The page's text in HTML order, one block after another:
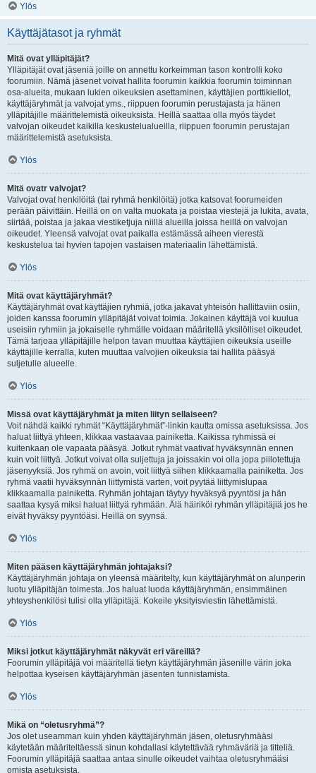
Ylös
Käyttäjätasot ja ryhmät
Mitä ovat ylläpitäjät?
Ylläpitäjät ovat jäseniä joille on annettu korkeimman tason kontrolli koko
foorumiin. Nämä jäsenet voivat hallita foorumin kaikkia foorumin toiminnan
osa-alueita, mukaan lukien oikeuksien asettaminen, käyttäjien porttikiellot,
käyttäjäryhmät ja valvojat yms., riippuen foorumin perustajasta ja hänen
ylläpitäjille määrittelemistä oikeuksista. Heillä saattaa olla myös täydet
valvojan oikeudet kaikilla keskustelualueilla, riippuen foorumin perustajan
määrittelemistä asetuksista.
Ylös
Mitä ovatr valvojat?
Valvojat ovat henkilöitä (tai ryhmä henkilöitä) jotka katsovat foorumeiden
perään päivittäin. Heillä on on valta muokata ja poistaa viestejä ja lukita, avata,
siirtää, poistaa ja jakaa viestiketjuja niillä alueilla joissa heillä on valvojan
oikeudet. Yleensä valvojat ovat paikalla estämässä aiheen vierestä
keskustelua tai hyvien tapojen vastaisen materiaalin lähettämistä.
Ylös
Mitä ovat käyttäjäryhmät?
Käyttäjäryhmät ovat käyttäjien ryhmiä, jotka jakavat yhteisön hallittaviin osiin,
joiden kanssa foorumin ylläpitäjät voivat toimia. Jokainen käyttäjä voi kuulua
useisiin ryhmiin ja jokaiselle ryhmälle voidaan määritellä yksilölliset oikeudet.
Tämä tarjoaa ylläpitäjille helpon tavan muuttaa käyttäjien oikeuksia useille
käyttäjille kerralla, kuten muuttaa valvojien oikeuksia tai hallita pääsyä
suljetulle alueelle.
Ylös
Missä ovat käyttäjäryhmät ja miten liityn sellaiseen?
Voit nähdä kaikki ryhmät “Käyttäjäryhmät”-linkin kautta omissa asetuksissa. Jos
haluat liittyä yhteen, klikkaa vastaavaa painiketta. Kaikissa ryhmissä ei
kuitenkaan ole vapaata pääsyä. Jotkut ryhmät vaativat hyväksynnän ennen
kuin voit liittyä. Jotkut voivat olla suljettuja ja joissakin voi olla jopa piilotettuja
jäsenyyksiä. Jos ryhmä on avoin, voit liittyä siihen klikkaamalla painiketta. Jos
ryhmä vaatii hyväksynnän liittymistä varten, voit pyytää liittymislupaa
klikkaamalla painiketta. Ryhmän johtajan täytyy hyväksyä pyyntösi ja hän
saattaa kysyä miksi haluat liittyä ryhmään. Älä häiriköi ryhmän ylläpitäjiä jos he
eivät hyväksy pyyntöäsi. Heillä on syynsä.
Ylös
Miten pääsen käyttäjäryhmän johtajaksi?
Käyttäjäryhmän johtaja on yleensä määritelty, kun käyttäjäryhmät on alunperin
luotu ylläpitäjän toimesta. Jos haluat luoda käyttäjäryhmän, ensimmäinen
yhteyshenkilösi tulisi olla ylläpitäjä. Kokeile yksityisviestin lähettämistä.
Ylös
Miksi jotkut käyttäjäryhmät näkyvät eri väreillä?
Foorumin ylläpitäjä voi määritellä tietyn käyttäjäryhmän jäsenille värin joka
helpottaa kyseisen käyttäjäryhmän jäsenten tunnistamista.
Ylös
Mikä on “oletusryhmä”?
Jos olet useamman kuin yhden käyttäjäryhmän jäsen, oletusryhmääsi
käytetään määriteltäessä sinun kohdallasi käytettävää ryhmäväriä ja titteliä.
Foorumin ylläpitäjä saattaa antaa sinulle oikeudet vaihtaa oletusryhmääsi
omista asetuksista.